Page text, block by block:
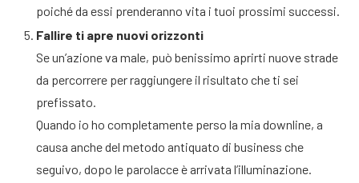
poiché da essi prenderanno vita i tuoi prossimi successi.
Fallire ti apre nuovi orizzonti
Se un’azione va male, può benissimo aprirti nuove strade
da percorrere per raggiungere il risultato che ti sei
prefissato.
Quando io ho completamente perso la mia downline, a
causa anche del metodo antiquato di business che
seguivo, dopo le parolacce è arrivata l’illuminazione.